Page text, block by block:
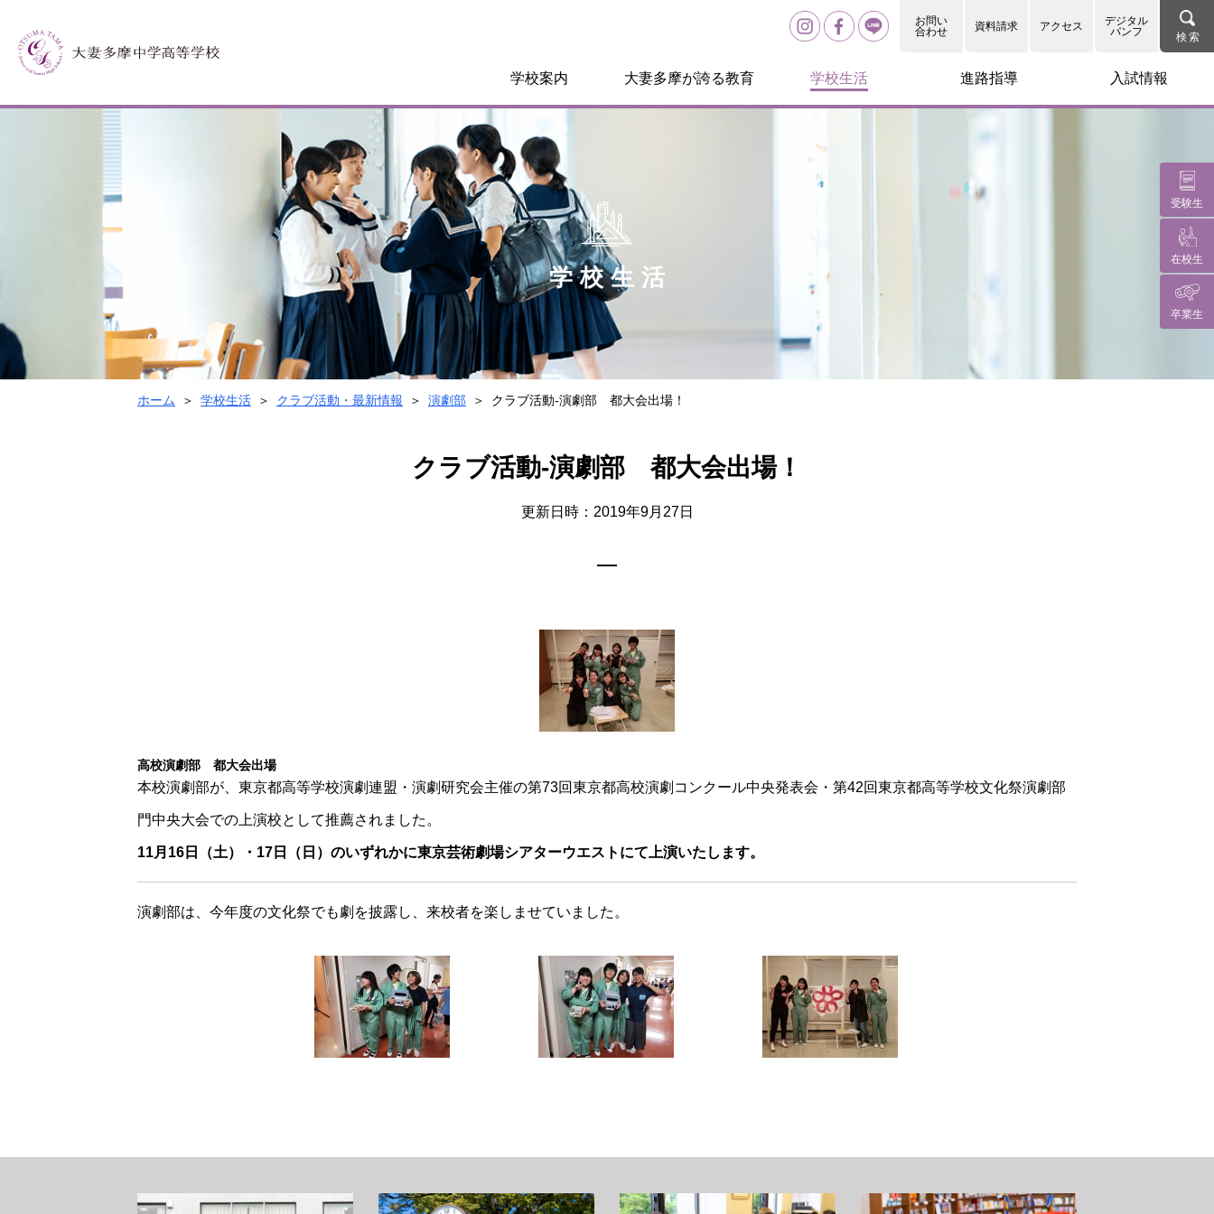
お問い
合わせ
資料請求 アクセス
デジタル
パンフ
学校案内 大妻多摩が誇る教育 学校生活 進路指導 入試情報
受験生
在校生
卒業生
学校生活
ホーム 学校生活 クラブ活動・最新情報 演劇部 クラブ活動-演劇部 都大会出場！
クラブ活動-演劇部 都大会出場！
更新日時：2019年9月27日
高校演劇部 都大会出場
本校演劇部が、東京都高等学校演劇連盟・演劇研究会主催の第73回東京都高校演劇コンクール中央発表会・第42回東京都高等学校文化祭演劇部
門中央大会での上演校として推薦されました。
11月16日（土）・17日（日）のいずれかに東京芸術劇場シアターウエストにて上演いたします。
演劇部は、今年度の文化祭でも劇を披露し、来校者を楽しませていました。